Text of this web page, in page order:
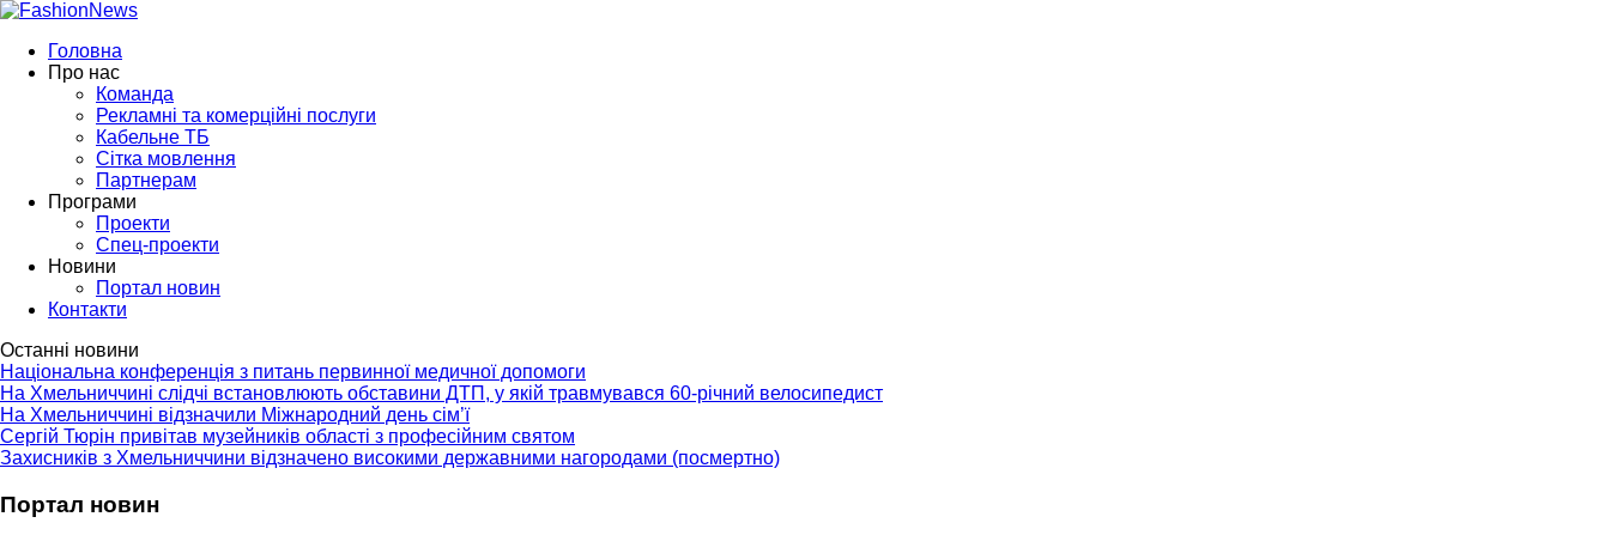
Головна
Про нас
Команда
Рекламні та комерційні послуги
Кабельне ТБ
Сітка мовлення
Партнерам
Програми
Проекти
Спец-проекти
Новини
Портал новин
Контакти
Останні новини
Національна конференція з питань первинної медичної допомоги
На Хмельниччині слідчі встановлюють обставини ДТП, у якій травмувався 60-річний велосипедист
На Хмельниччині відзначили Міжнародний день сім’ї
Сергій Тюрін привітав музейників області з професійним святом
Захисників з Хмельниччини відзначено високими державними нагородами (посмертно)
Портал новин